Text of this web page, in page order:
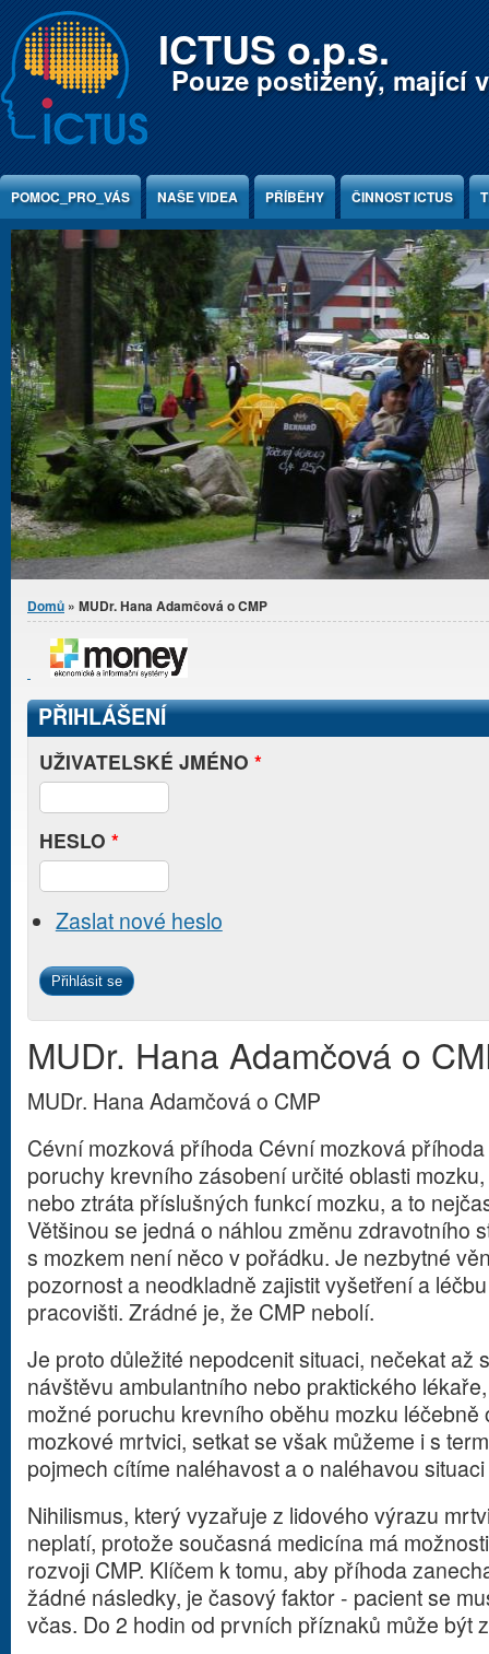
Jump to Content ICTUS o.p.s.
Pouze postižený, mající
POMOC_PRO_VÁS NAŠE VIDEA PŘÍBĚHY ČINNOST ICTUS
Jste zde
Domů » MUDr. Hana Adamčová o CMP
PŘIHLÁŠENÍ
UŽIVATELSKÉ JMÉNO *
HESLO *
Zaslat nové heslo
MUDr. Hana Adamčová o
MUDr. Hana Adamčová o CMP
Cévní mozková příhoda Cévní mozková
poruchy krevního zásobení určité oblasti
nebo ztráta příslušných funkcí mozku, a to
Většinou se jedná o náhlou změnu zdravotního
s mozkem není něco v pořádku. Je nezbytné
pozornost a neodkladně zajistit vyšetření a
pracovišti. Zrádné je, že CMP nebolí.
Je proto důležité nepodcenit situaci, nečekat až
návštěvu ambulantního nebo praktického
možné poruchu krevního oběhu mozku
mozkové mrtvici, setkat se však můžeme i s
pojmech cítíme naléhavost a o naléhavou
Nihilismus, který vyzařuje z lidového výrazu
neplatí, protože současná medicína má
rozvoji CMP. Klíčem k tomu, aby příhoda
žádné následky, je časový faktor - pacient se
včas. Do 2 hodin od prvních příznaků může být